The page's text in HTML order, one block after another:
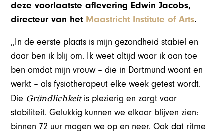
deze voorlaatste aflevering Edwin Jacobs,
directeur van het Maastricht Institute of Arts.
,,In de eerste plaats is mijn gezondheid stabiel en
daar ben ik blij om. Ik weet altijd waar ik aan toe
ben omdat mijn vrouw – die in Dortmund woont en
werkt – als fysiotherapeut elke week getest wordt.
Die Gründlichkeitis plezierig en zorgt voor
stabiliteit. Gelukkig kunnen we elkaar blijven zien:
binnen 72 uur mogen we op en neer. Ook dat ritme